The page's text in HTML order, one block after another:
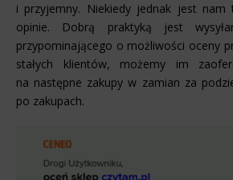
i przyjemny. Niekiedy jednak jest nam
opinie. Dobrą praktyką jest
przypominającego o możliwości oceny
stałych klientów, możemy im
na następne zakupy w zamian za
po zakupach.